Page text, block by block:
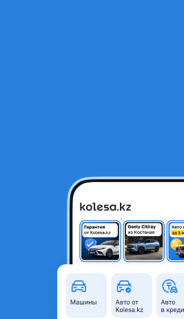
КОНТРАКТНЫЙ ДВИГАТЕЛЬ ТОЙОТА 3s efe
345 000 ₸